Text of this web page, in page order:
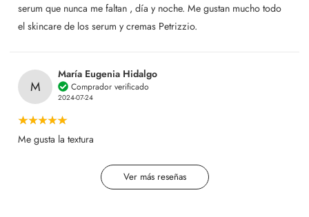
serum que nunca me faltan , día y noche. Me gustan mucho todo
el skincare de los serum y cremas Petrizzio.
M
María Eugenia Hidalgo
Comprador verificado
2024-07-24
Me gusta la textura
Ver más reseñas